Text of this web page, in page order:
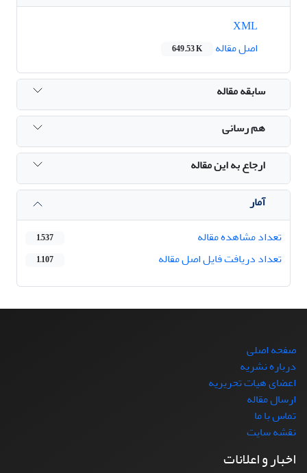
اصل مقاله
649.53 K
سابقه مقاله
هم رسانی
ارجاع به این مقاله
آمار
تعداد مشاهده مقاله
1,537
تعداد دریافت فایل اصل مقاله 1,107
صفحه اصلی
درباره نشریه
اعضای هیات تحریریه
ارسال مقاله
تماس با ما
نقشه سایت
اخبار و اعلانات